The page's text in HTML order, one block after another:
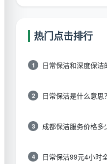
热门点击排行
1
2
3
4